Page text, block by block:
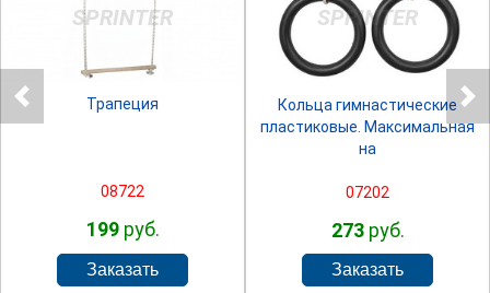
SPRINTER
Трапеция
08722
199руб.
SPRINTER
Кольца гимнастические
пластиковые. Максимальная
на
07202
273руб.